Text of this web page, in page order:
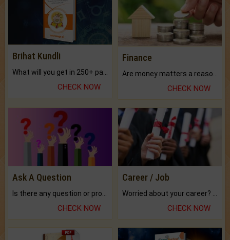
Brihat Kundli
CHECK NOW
Finance
CHECK NOW
Ask A Question
CHECK NOW
Career / Job
CHECK NOW